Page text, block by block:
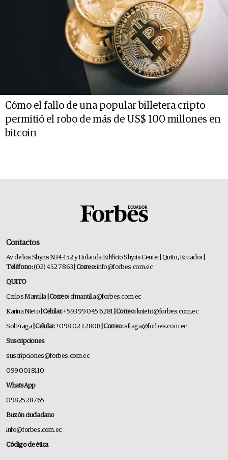
Cómo el fallo de una popular billetera cripto
permitió el robo de más de US$ 100 millones en
bitcoin
Contactos
Av. de los Shyris N34-152 y Holanda Edificio Shyris Center | Quito, Ecuador
Teléfono:(02) 452 7863 | Correo:info@forbes.com.ec
QUITO
Carlos Mantilla | Correo:cfmantilla@forbes.com.ec
Karina Nieto | Celular:+593 99 045 6281 | Correo:knieto@forbes.com.ec
Sol Fraga| Celular:+098 023 2808 | Correo:sfraga@forbes.com.ec
Suscripciones
suscripciones@forbes.com.ec
099 001 8110
WhatsApp
0982528765
Buzón ciudadano
info@forbes.com.ec
Código de ética